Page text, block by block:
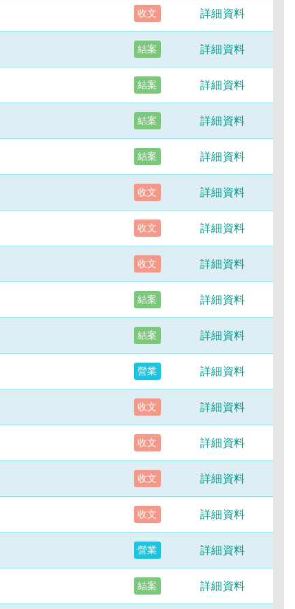
收文 詳細資料
結案 詳細資料
結案 詳細資料
結案 詳細資料
結案 詳細資料
收文 詳細資料
收文 詳細資料
收文 詳細資料
結案 詳細資料
結案 詳細資料
營業 詳細資料
收文 詳細資料
收文 詳細資料
收文 詳細資料
收文 詳細資料
營業 詳細資料
結案 詳細資料